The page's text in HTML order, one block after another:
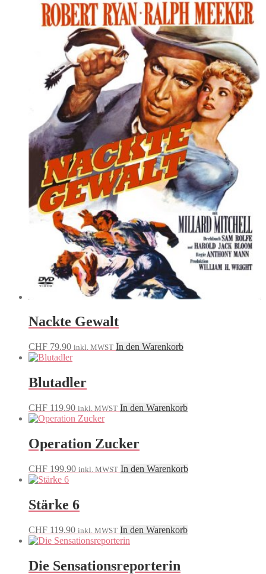
Nackte Gewalt
CHF 79.90 inkl. MWST In den Warenkorb
Blutadler
CHF 119.90 inkl. MWST In den Warenkorb
Operation Zucker
CHF 199.90 inkl. MWST In den Warenkorb
Stärke 6
CHF 119.90 inkl. MWST In den Warenkorb
Die Sensationsreporterin